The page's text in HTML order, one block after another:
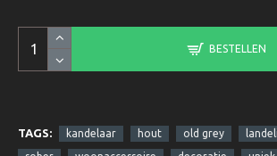
BESTELLEN
TAGS: kandelaar hout old grey